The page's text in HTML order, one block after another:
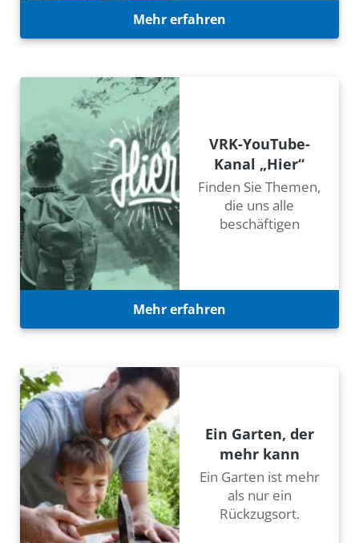
Mehr erfahren
VRK-YouTube-
Kanal „Hier“
Finden Sie Themen,
die uns alle
beschäftigen
Mehr erfahren
Ein Garten, der
mehr kann
Ein Garten ist mehr
als nur ein
Rückzugsort.